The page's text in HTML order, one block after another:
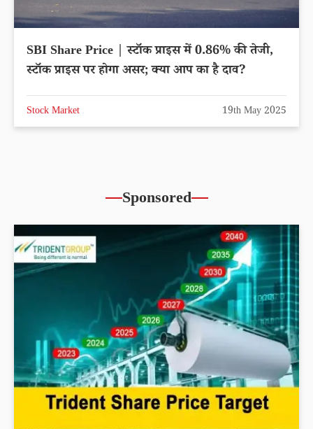
SBI Share Price | स्टॉक प्राइस में 0.86% की तेजी,
स्टॉक प्राइस पर होगा असर; क्या आप का है दाव?
Stock Market 19th May 2025
Sponsored